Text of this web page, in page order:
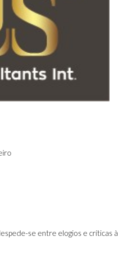
se entre elogios e críticas à